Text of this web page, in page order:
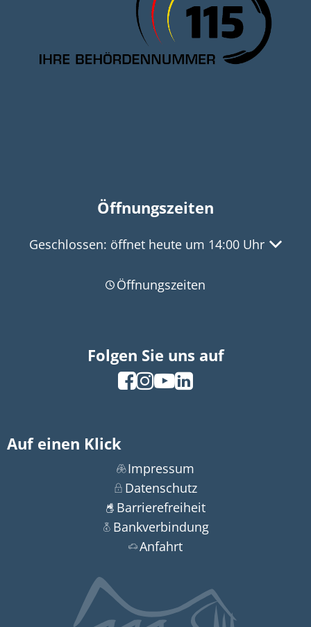
Öffnungszeiten
Klicken, um weitere Öffnungs- oder
Geschlossen: öffnet heute um 14:00 Uhr
Öffnungszeiten
Folgen Sie uns auf
Auf einen Klick
Impressum
Datenschutz
Barrierefreiheit
Bankverbindung
Anfahrt